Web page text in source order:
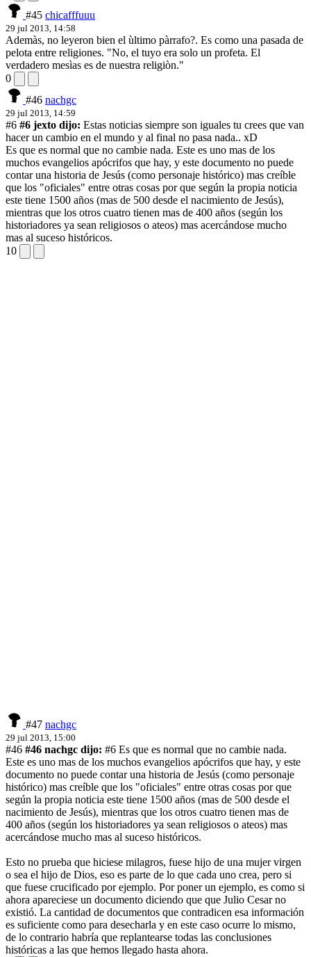
#45 chicafffuuu
29 jul 2013, 14:58
Ademàs, no leyeron bien el ùltimo pàrrafo?. Es como una pasada de
pelota entre religiones. "No, el tuyo era solo un profeta. El
verdadero mesìas es de nuestra religiòn."
0
#46 nachgc
29 jul 2013, 14:59
#6 #6 jexto dijo: Estas noticias siempre son iguales tu crees que van
hacer un cambio en el mundo y al final no pasa nada.. xD
Es que es normal que no cambie nada. Este es uno mas de los
muchos evangelios apócrifos que hay, y este documento no puede
contar una historia de Jesús (como personaje histórico) mas creíble
que los "oficiales" entre otras cosas por que según la propia noticia
este tiene 1500 años (mas de 500 desde el nacimiento de Jesús),
mientras que los otros cuatro tienen mas de 400 años (según los
historiadores ya sean religiosos o ateos) mas acercándose mucho
mas al suceso históricos.
10
#47 nachgc
29 jul 2013, 15:00
#46 #46 nachgc dijo: #6 Es que es normal que no cambie nada.
Este es uno mas de los muchos evangelios apócrifos que hay, y este
documento no puede contar una historia de Jesús (como personaje
histórico) mas creíble que los "oficiales" entre otras cosas por que
según la propia noticia este tiene 1500 años (mas de 500 desde el
nacimiento de Jesús), mientras que los otros cuatro tienen mas de
400 años (según los historiadores ya sean religiosos o ateos) mas
acercándose mucho mas al suceso históricos.
Esto no prueba que hiciese milagros, fuese hijo de una mujer virgen
o sea el hijo de Dios, eso es parte de lo que cada uno crea, pero si
que fuese crucificado por ejemplo. Por poner un ejemplo, es como si
ahora apareciese un documento diciendo que que Julio Cesar no
existió. La cantidad de documentos que contradicen esa información
es suficiente como para desecharla y en este caso ocurre lo mismo,
de lo contrario habría que replantearse todas las conclusiones
históricas a las que hemos llegado hasta ahora.